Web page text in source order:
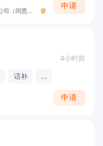
重庆市忠县童鑫艺术培训有限公司（同恩教育）
申请
4小时前
话补 ...
申请